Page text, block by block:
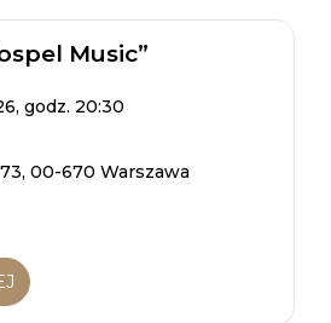
Music”
godz. 20:30
00-670 Warszawa